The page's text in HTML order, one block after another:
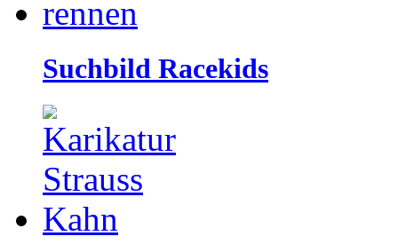
Suchbild Racekids